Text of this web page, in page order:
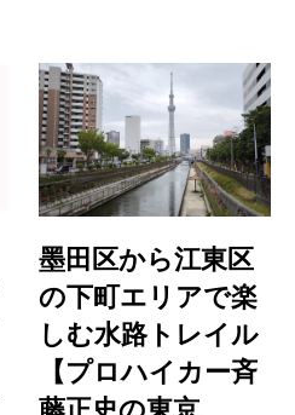
墨田区から江東区
の下町エリアで楽
しむ水路トレイル
【プロハイカー斉